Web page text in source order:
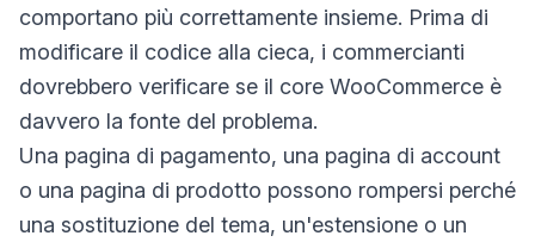
comportano più correttamente insieme. Prima di
modificare il codice alla cieca, i commercianti
dovrebbero verificare se il core WooCommerce è
davvero la fonte del problema.
Una pagina di pagamento, una pagina di account
o una pagina di prodotto possono rompersi perché
una sostituzione del tema, un'estensione o un